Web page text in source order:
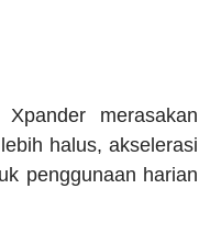
merasakan
halus, akselerasi
penggunaan harian